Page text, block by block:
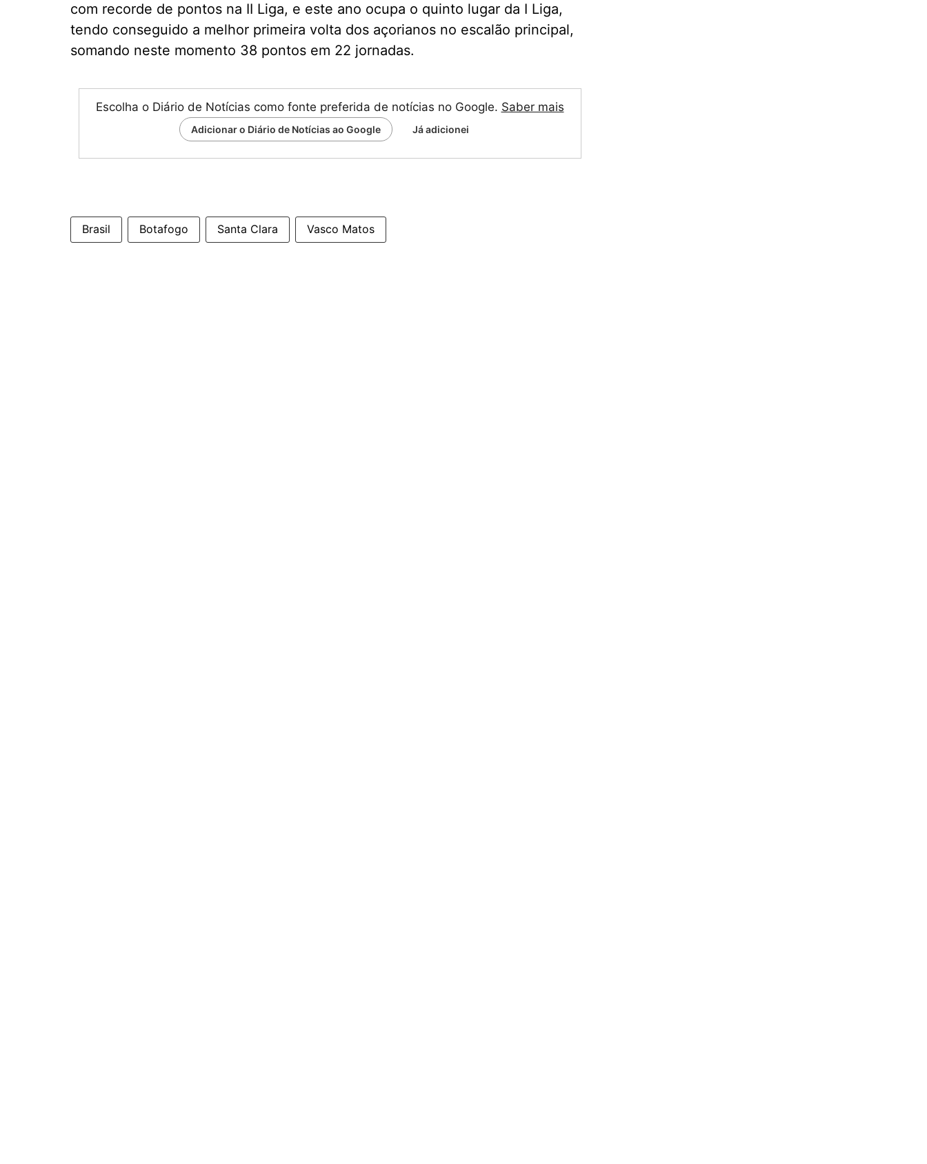
com recorde de pontos na II Liga, e este ano ocupa o quinto lugar da I Liga,
tendo conseguido a melhor primeira volta dos açorianos no escalão principal,
somando neste momento 38 pontos em 22 jornadas.
Escolha o Diário de Notícias como fonte preferida de notícias no Google. Saber mais
Adicionar o Diário de Notícias ao Google Já adicionei
Brasil Botafogo Santa Clara Vasco Matos